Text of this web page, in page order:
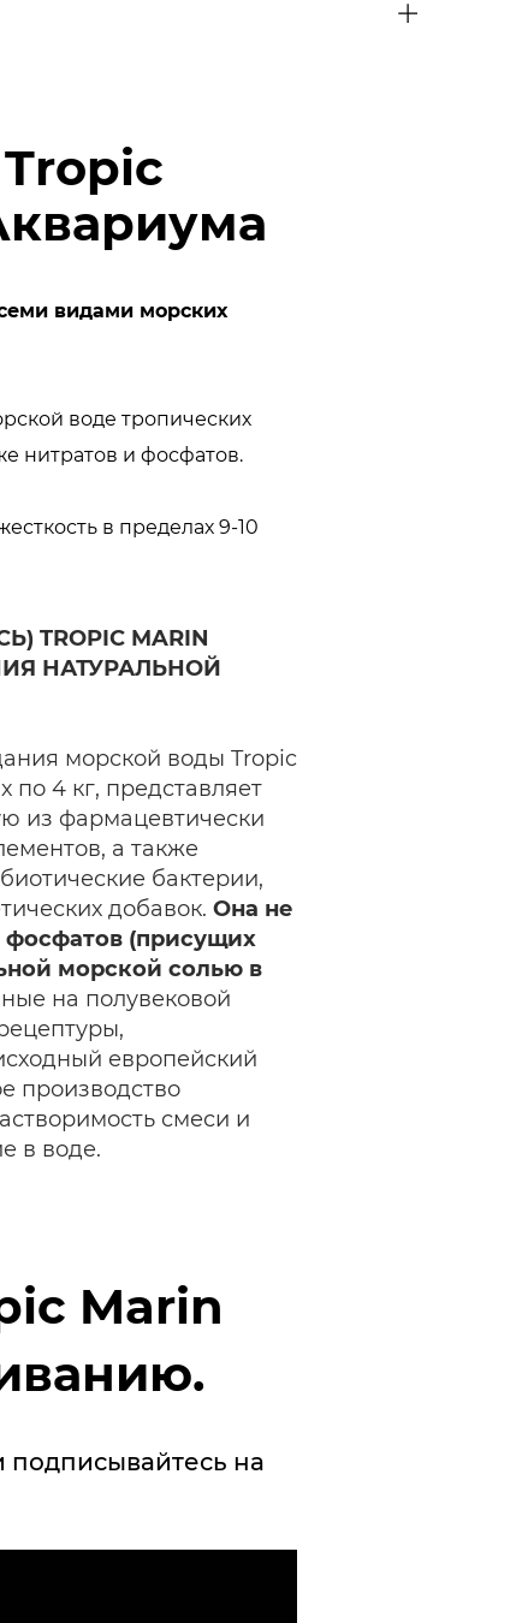
видами морских
воде тропических
нитратов и фосфатов.
в пределах 9-10
TROPIC MARIN
НАТУРАЛЬНОЙ
морской воды Tropic
по 4 кг, представляет
из фармацевтически
а также
бактерии,
добавок. Она не
(присущих
морской солью в
на полувековой
европейский
производство
смеси и
в воде.
Marin
подписывайтесь на